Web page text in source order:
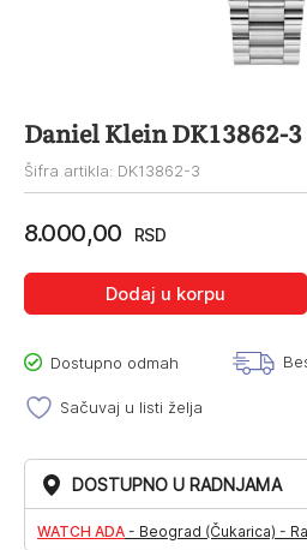
Daniel Klein DK13862-3
Šifra artikla: DK13862-3
8.000,00 RSD
Dodaj u korpu
Dostupno odmah
Sačuvaj u listi želja
DOSTUPNO U RADNJAMA
WATCH ADA - Beograd (Čukarica) -